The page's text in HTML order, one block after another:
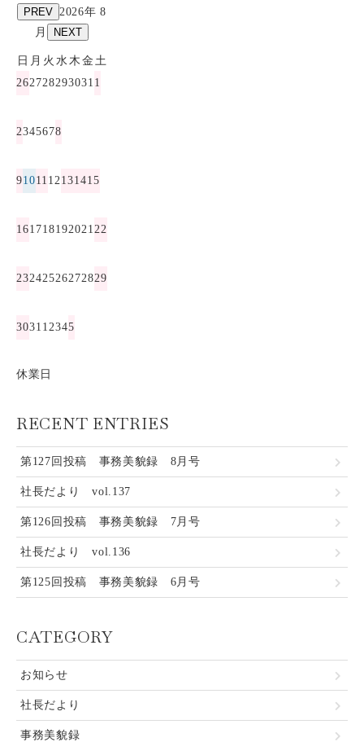
PREV 2026年 8
月
NEXT
日 月 火 水木 金 土
262728293031 1
2345678
91011 12131415
16171819202122
23242526272829
3031 12345
休業日
RECENT ENTRIES
第127回投稿 事務美貌録 8月号
社長だより vol.137
第126回投稿 事務美貌録 7月号
社長だより vol.136
第125回投稿 事務美貌録 6月号
CATEGORY
お知らせ
社長だより
事務美貌録